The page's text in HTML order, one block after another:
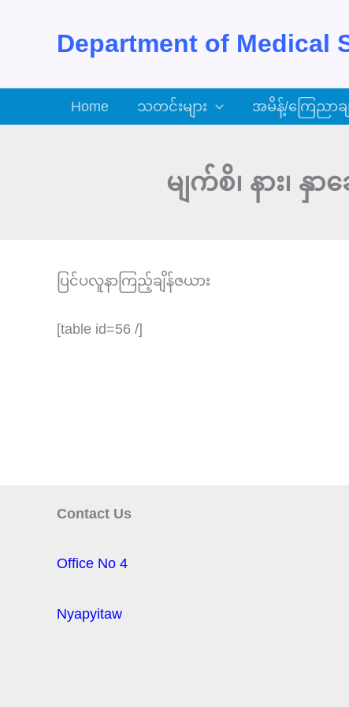
Department of Medical
Home သတင်းများ အမိန့်/ကြေညာခ
မျက်စိ၊ နား၊ နှ
ပြင်ပလူနာကြည့်ချိန်ဇယား
[table id=56 /]
Contact Us
Office No 4
Nyapyitaw